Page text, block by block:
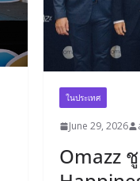
ในประเทศ
June 29, 2026
Omazz